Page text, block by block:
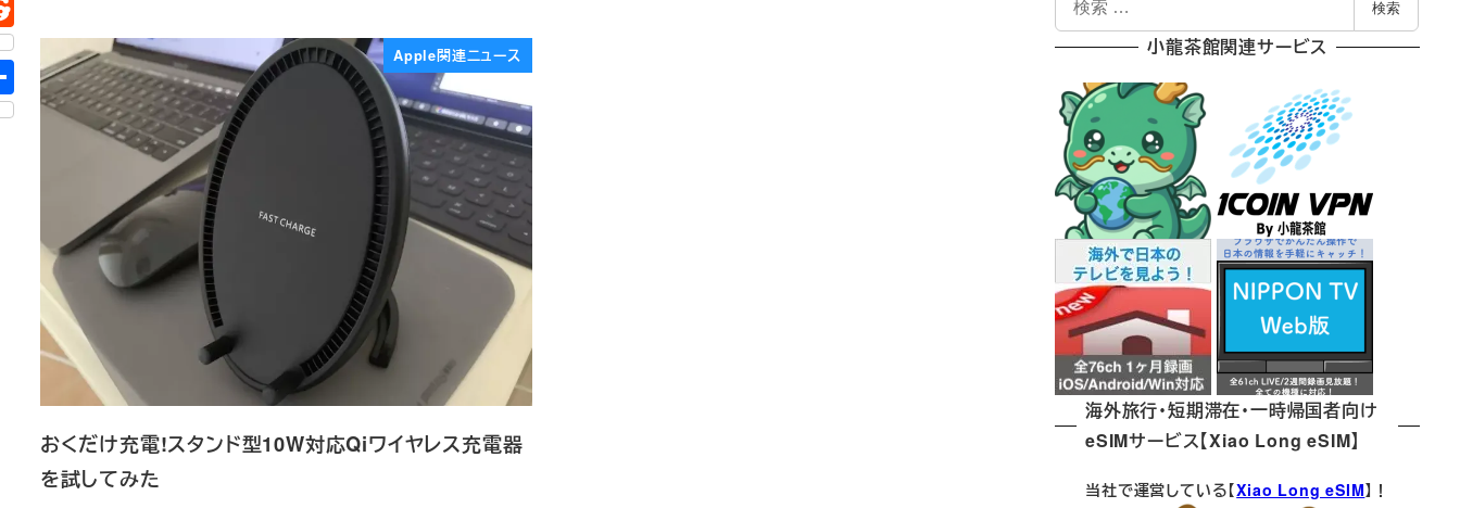
Apple関連ニュース
おくだけ充電!スタンド型10W対応Qiワイヤレス充電器
を試してみた
索
検索
小龍茶館関連サービス
海外旅行・短期滞在・一時帰国者向け
eSIMサービス【Xiao Long eSIM】
当社で運営している【Xiao Long eSIM】！